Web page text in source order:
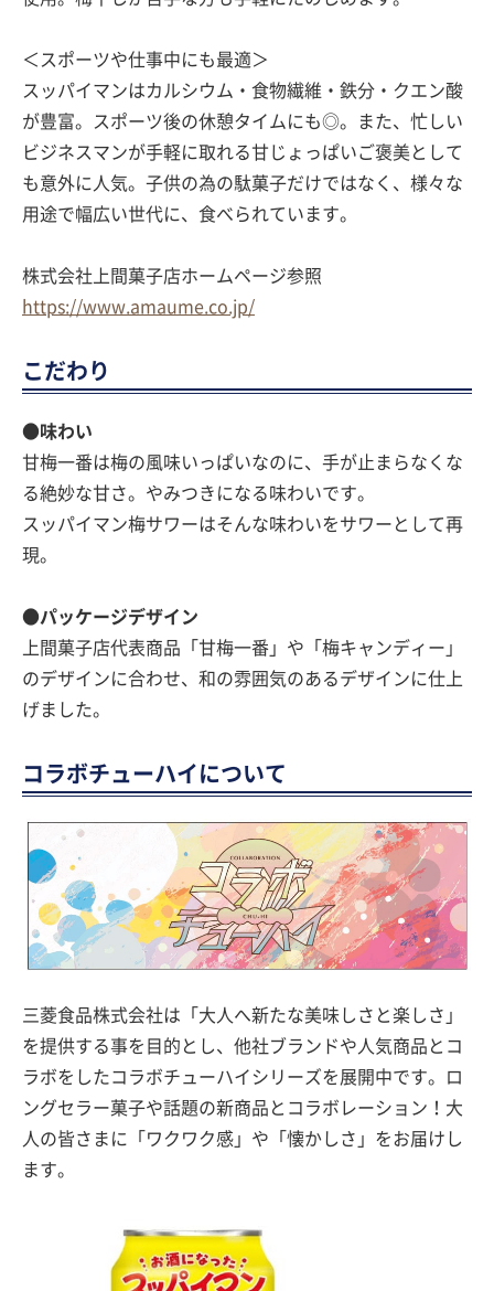
＜スポーツや仕事中にも最適＞
スッパイマンはカルシウム・食物繊維・鉄分・クエン酸
が豊富。スポーツ後の休憩タイムにも◎。また、忙しい
ビジネスマンが手軽に取れる甘じょっぱいご褒美として
も意外に人気。子供の為の駄菓子だけではなく、様々な
用途で幅広い世代に、食べられています。
株式会社上間菓子店ホームページ参照
https://www.amaume.co.jp/
こだわり
●味わい
甘梅一番は梅の風味いっぱいなのに、手が止まらなくな
る絶妙な甘さ。やみつきになる味わいです。
スッパイマン梅サワーはそんな味わいをサワーとして再
現。
●パッケージデザイン
上間菓子店代表商品「甘梅一番」や「梅キャンディー」
のデザインに合わせ、和の雰囲気のあるデザインに仕上
げました。
コラボチューハイについて
三菱食品株式会社は「大人へ新たな美味しさと楽しさ」
を提供する事を目的とし、他社ブランドや人気商品とコ
ラボをしたコラボチューハイシリーズを展開中です。ロ
ングセラー菓子や話題の新商品とコラボレーション！大
人の皆さまに「ワクワク感」や「懐かしさ」をお届けし
ます。